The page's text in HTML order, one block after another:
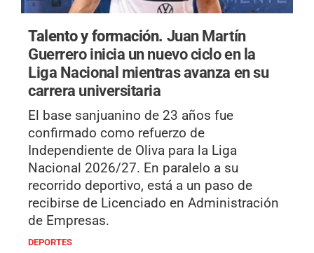
Talento y formación. Juan Martín
Guerrero inicia un nuevo ciclo en la
Liga Nacional mientras avanza en su
carrera universitaria
El base sanjuanino de 23 años fue
confirmado como refuerzo de
Independiente de Oliva para la Liga
Nacional 2026/27. En paralelo a su
recorrido deportivo, está a un paso de
recibirse de Licenciado en Administración
de Empresas.
DEPORTES